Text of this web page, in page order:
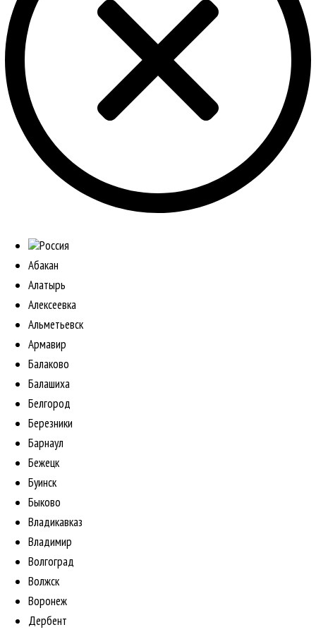
Россия
Абакан
Алатырь
Алексеевка
Альметьевск
Армавир
Балаково
Балашиха
Белгород
Березники
Барнаул
Бежецк
Буинск
Быково
Владикавказ
Владимир
Волгоград
Волжск
Воронеж
Дербент